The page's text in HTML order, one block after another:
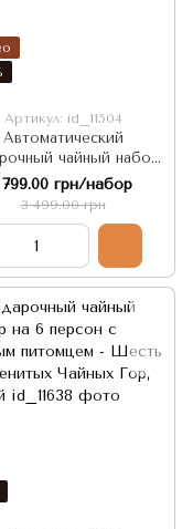
Артикул: id_11504
Автоматический
чайный набор,
глазурь - Шепот
Бамбуку, Китай
грн/набор
3 499.00 грн